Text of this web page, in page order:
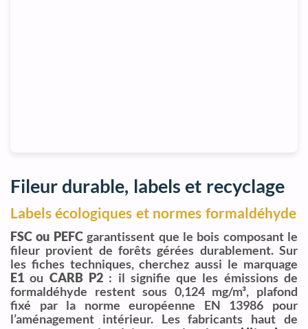
Fileur durable, labels et recyclage
Labels écologiques et normes formaldéhyde
FSC ou PEFCgarantissent que le bois composant le
fileur provient de forêts gérées durablement. Sur
les fiches techniques, cherchez aussi le marquage
E1 ou CARB P2: il signifie que les émissions de
formaldéhyde restent sous 0,124 mg/m³, plafond
fixé par la norme européenne EN 13986 pour
l’aménagement intérieur. Les fabricants haut de